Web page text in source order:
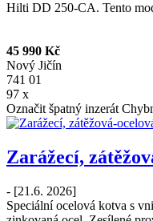
Hilti DD 250-CA. Tento
45 990 Kč
Nový Jičín
741 01
97 x
Označit špatný inzerát
Zarážecí,
- [21.6. 2026]
Speciální ocelová kotva s